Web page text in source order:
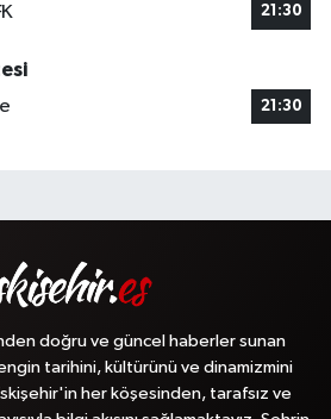
21:30
21:30
doğru ve güncel haberler sunan
tarihini, kültürünü ve dinamizmini
her köşesinden, tarafsız ve